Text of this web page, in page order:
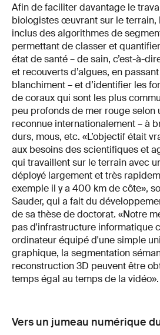
Afin de faciliter davantage le
biologistes œuvrant sur le terrain,
inclus des algorithmes de
permettant de classer et
état de santé – de sain, c’est-à-
et recouverts d’algues, en
blanchiment – et d’identifier les
de coraux qui sont les plus
peu profonds de mer rouge selon
reconnue internationalement – à
durs, mous, etc. «L’objectif était
aux besoins des scientifiques et
qui travaillent sur le terrain avec
déployé largement et très
exemple il y a 400 km de côte»,
Sauder, qui a fait du
de sa thèse de doctorat. «Notre
pas d'infrastructure informatique
ordinateur équipé d'une simple
graphique, la segmentation
reconstruction 3D peuvent être
temps égal au temps de la vidéo».
Vers un jumeau numérique